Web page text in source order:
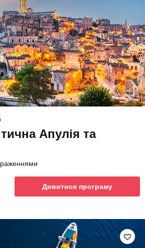
Апулія та
Дивитися програму